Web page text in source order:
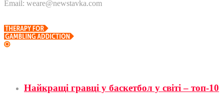
Email: weare@newstavka.com
Найкращі гравці у баскетбол у світі – топ-10